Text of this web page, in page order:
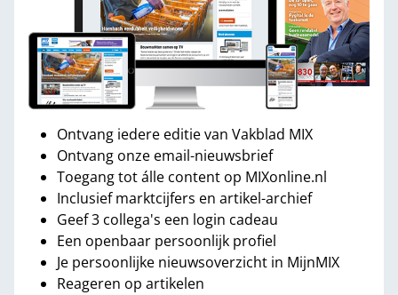
Ontvang iedere editie van Vakblad MIX
Ontvang onze email-nieuwsbrief
Toegang tot álle content op MIXonline.nl
Inclusief marktcijfers en artikel-archief
Geef 3 collega's een login cadeau
Een openbaar persoonlijk profiel
Je persoonlijke nieuwsoverzicht in MijnMIX
Reageren op artikelen